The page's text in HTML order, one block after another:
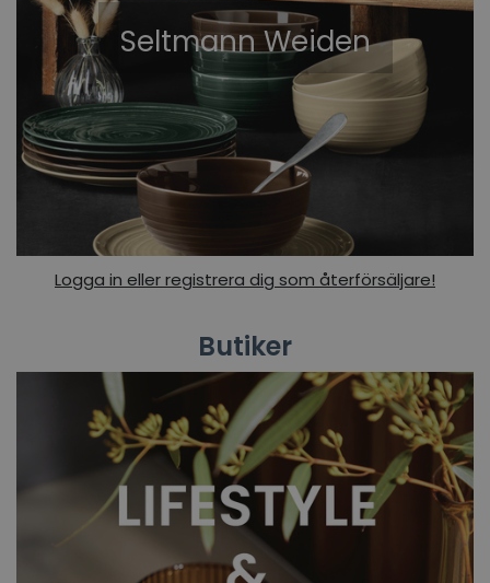
Seltmann Weiden
Logga in eller registrera dig som återförsäljare!
Butiker